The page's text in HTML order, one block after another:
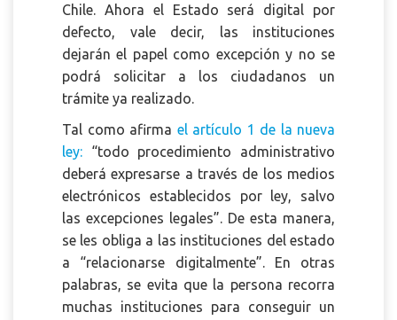
Chile. Ahora el Estado será digital por
defecto, vale decir, las instituciones
dejarán el papel como excepción y no se
podrá solicitar a los ciudadanos un
trámite ya realizado.
Tal como afirma el artículo 1 de la nueva
ley: “todo procedimiento administrativo
deberá expresarse a través de los medios
electrónicos establecidos por ley, salvo
las excepciones legales”. De esta manera,
se les obliga a las instituciones del estado
a “relacionarse digitalmente”. En otras
palabras, se evita que la persona recorra
muchas instituciones para conseguir un